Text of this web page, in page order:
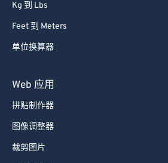
Kg 到 Lbs
Feet 到 Meters
单位换算器
Web 应用
拼贴制作器
图像调整器
裁剪图片